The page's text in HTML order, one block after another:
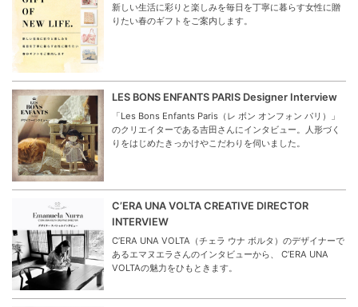
新しい生活に彩りと楽しみを毎日を丁寧に暮らす女性に贈
りたい春のギフトをご案内します。
LES BONS ENFANTS PARIS Designer Interview
「Les Bons Enfants Paris（レ ボン オンフォン パリ）」
のクリエイターである吉田さんにインタビュー。人形づく
りをはじめたきっかけやこだわりを伺いました。
C’ERA UNA VOLTA CREATIVE DIRECTOR
INTERVIEW
C’ERA UNA VOLTA（チェラ ウナ ボルタ）のデザイナーで
あるエマヌエラさんのインタビューから、 C’ERA UNA
VOLTAの魅力をひもときます。